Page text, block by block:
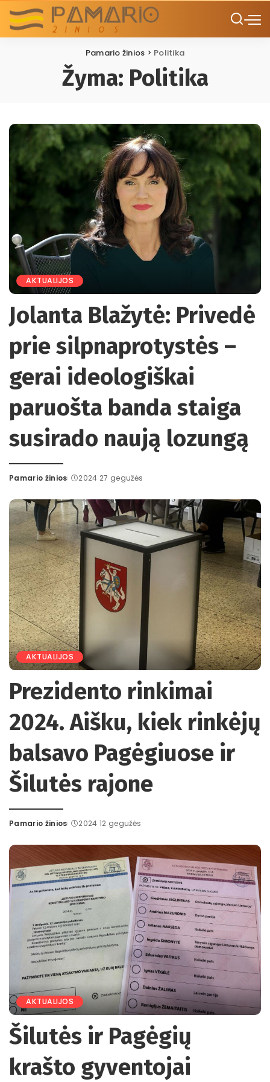
Pamario žinios > Politika
Žyma: Politika
AKTUALIJOS
Jolanta Blažytė: Privedė
prie silpnaprotystės –
gerai ideologiškai
paruošta banda staiga
susirado naują lozungą
Posted
Pamario žinios 2024 27 gegužės
AKTUALIJOS
Prezidento rinkimai
2024. Aišku, kiek rinkėjų
balsavo Pagėgiuose ir
Šilutės rajone
Posted
Pamario žinios 2024 12 gegužės
AKTUALIJOS
Šilutės ir Pagėgių
krašto gyventojai